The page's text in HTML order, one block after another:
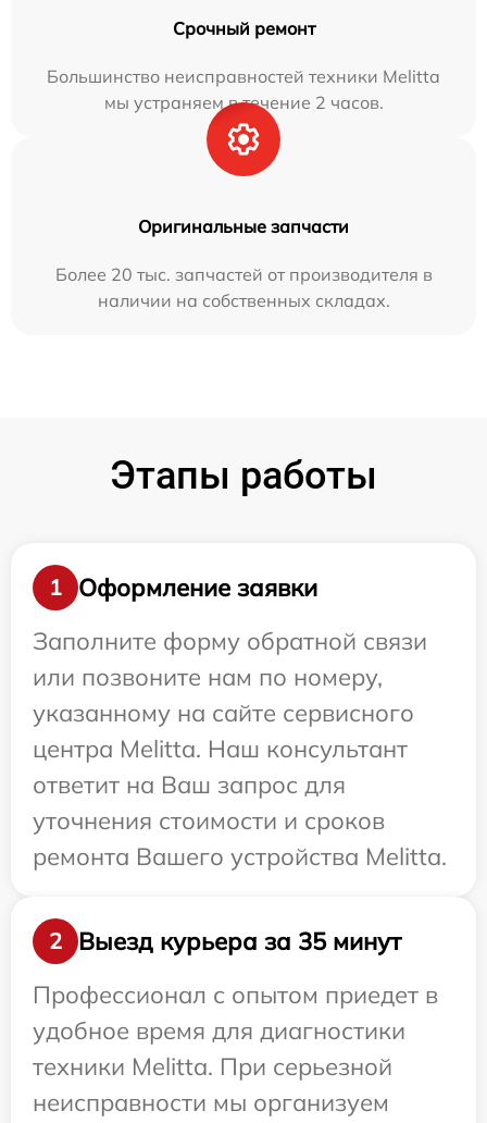
Срочный ремонт
Большинство неисправностей техники Melitta
мы устраняем в течение 2 часов.
Оригинальные запчасти
Более 20 тыс. запчастей от производителя в
наличии на собственных складах.
Этапы работы
1
Оформление заявки
Заполните форму обратной связи
или позвоните нам по номеру,
указанному на сайте сервисного
центра Melitta. Наш консультант
ответит на Ваш запрос для
уточнения стоимости и сроков
ремонта Вашего устройства Melitta.
2
Выезд курьера за 35 минут
Профессионал с опытом приедет в
удобное время для диагностики
техники Melitta. При серьезной
неисправности мы организуем